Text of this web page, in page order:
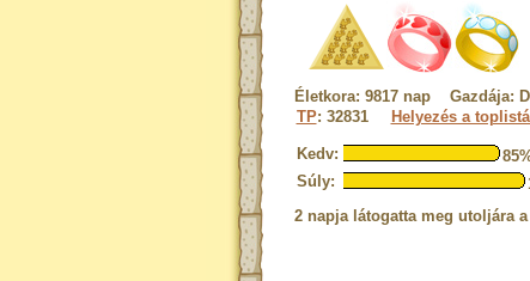
Életkora: 9817 nap Gazdája:
TP: 32831 Helyezés a
Kedv:
Súly:
2 napja látogatta meg utoljára